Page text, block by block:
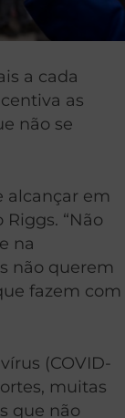
a cada
as
não se
alcançar em
“Não
na
não querem
fazem com
(COVID-
muitas
que não